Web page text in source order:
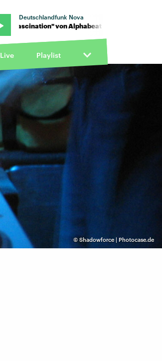
Deutschlandfunk Nova
von Alphabeat · "Fascination" von
Live Playlist
© Shadowforce | Photocase.de